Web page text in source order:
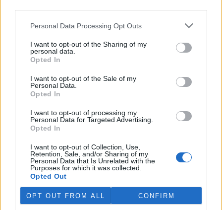
Personal Data Processing Opt Outs
I want to opt-out of the Sharing of my
personal data.
Opted In
I want to opt-out of the Sale of my
Personal Data.
Opted In
I want to opt-out of processing my
Personal Data for Targeted Advertising.
Opted In
I want to opt-out of Collection, Use,
Retention, Sale, and/or Sharing of my
Personal Data that Is Unrelated with the
Purposes for which it was collected.
Opted Out
OPT OUT FROM ALL CONFIRM
V rybnících Rybářství Třeboň vyschla třetina vody,
nejvíce v historii firmy
5.8.2026 15:42 ( ČTK)
Diskuse: 1
hektarech vodní plochy, chybí
více než třetina vody. Oproti
metrů krychlových vody méně. Každý týden se kvůli extrémně
vysokým teplotám a nedostatku srážek odpaří další 2,5 procenta.
Kvůli suchu začali rybáři s výlovy některých rybníků předčasně,
Třeboň Vladimír Kukačka.
Hladina Dunaje je na rekordním minimu; lodě uvázly,
rybáři jsou bez práce
5.8.2026 15:37 | BUKUREŠŤ (ČTK
Diskuse: 17